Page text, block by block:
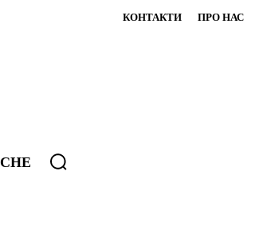
КОНТАКТИ ПРО НАС